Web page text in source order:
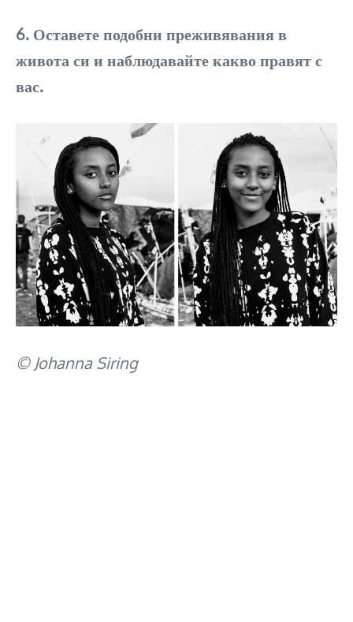
6. Оставете подобни преживявания в
живота си и наблюдавайте какво правят с
вас.
© Johanna Siring